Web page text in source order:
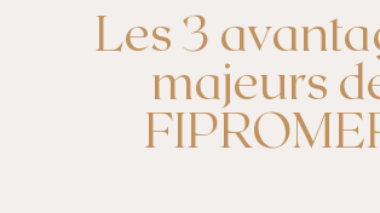
Les 3
majeurs